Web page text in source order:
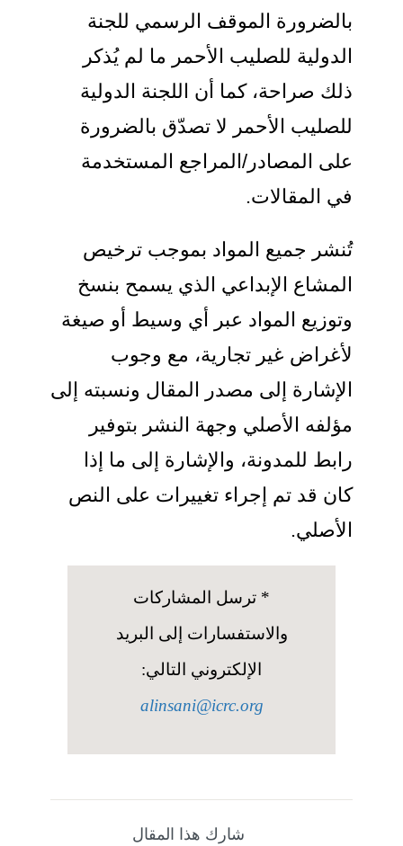
بالضرورة الموقف الرسمي للجنة
الدولية للصليب الأحمر ما لم يُذكر
ذلك صراحة، كما أن اللجنة الدولية
للصليب الأحمر لا تصدّق بالضرورة
على المصادر/المراجع المستخدمة
في المقالات.
تُنشر جميع المواد بموجب ترخيص
المشاع الإبداعي الذي يسمح بنسخ
وتوزيع المواد عبر أي وسيط أو صيغة
لأغراض غير تجارية، مع وجوب
الإشارة إلى مصدر المقال ونسبته إلى
مؤلفه الأصلي وجهة النشر بتوفير
رابط للمدونة، والإشارة إلى ما إذا
كان قد تم إجراء تغييرات على النص
الأصلي.
* ترسل المشاركات
والاستفسارات إلى البريد
الإلكتروني التالي:
alinsani@icrc.org
شارك هذا المقال